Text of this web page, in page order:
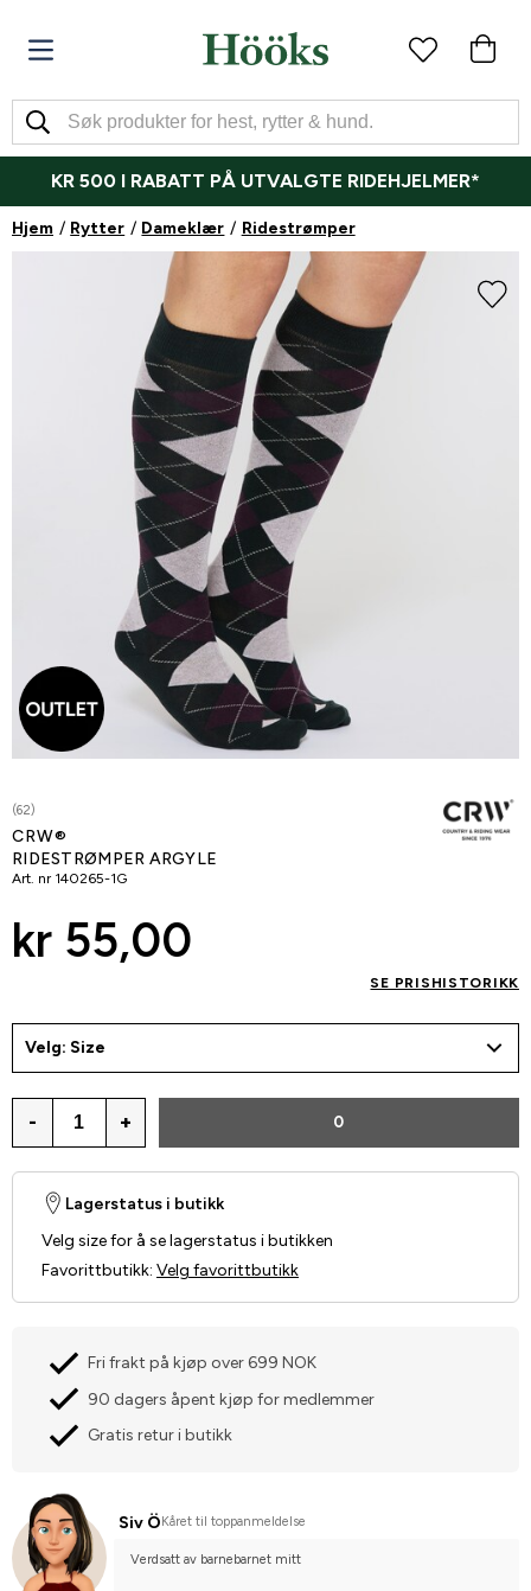
KR 500 I RABATT PÅ UTVALGTE RIDEHJELMER*
Hjem Rytter Dameklær Ridestrømper
(62)
CRW®
RIDESTRØMPER ARGYLE
Art. nr 140265-1G
kr 55,00
SE PRISHISTORIKK
Velg: Size
- + 0
Lagerstatus i butikk
Velg size for å se lagerstatus i butikken
Favorittbutikk: Velg favorittbutikk
Fri frakt på kjøp over 699 NOK
90 dagers åpent kjøp for medlemmer
Gratis retur i butikk
Siv Ö Kåret til toppanmeldelse
Verdsatt av barnebarnet mitt